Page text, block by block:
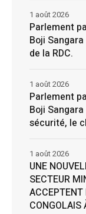
Parlement
Boji
de la RDC.
1 août 2026
Parlement
Boji
sécurité, le
1 août 2026
UNE
SECTEUR
ACCEPTENT
CONGOLAIS
1 août 2026